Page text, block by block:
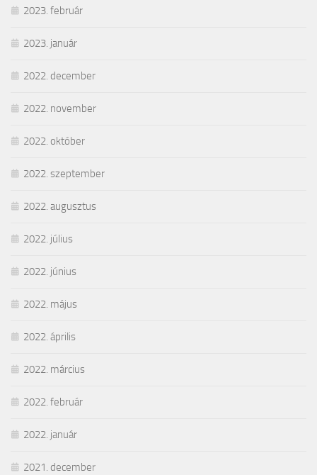
2023. február
2023. január
2022. december
2022. november
2022. október
2022. szeptember
2022. augusztus
2022. július
2022. június
2022. május
2022. április
2022. március
2022. február
2022. január
2021. december